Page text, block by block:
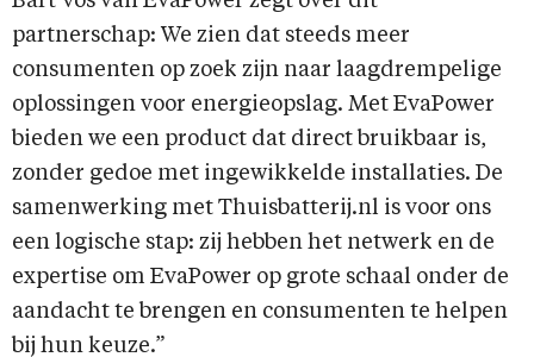
partnerschap: We zien dat steeds meer
consumenten op zoek zijn naar laagdrempelige
oplossingen voor energieopslag. Met EvaPower
bieden we een product dat direct bruikbaar is,
zonder gedoe met ingewikkelde installaties. De
samenwerking met Thuisbatterij.nl is voor ons
een logische stap: zij hebben het netwerk en de
expertise om EvaPower op grote schaal onder de
aandacht te brengen en consumenten te helpen
bij hun keuze.”